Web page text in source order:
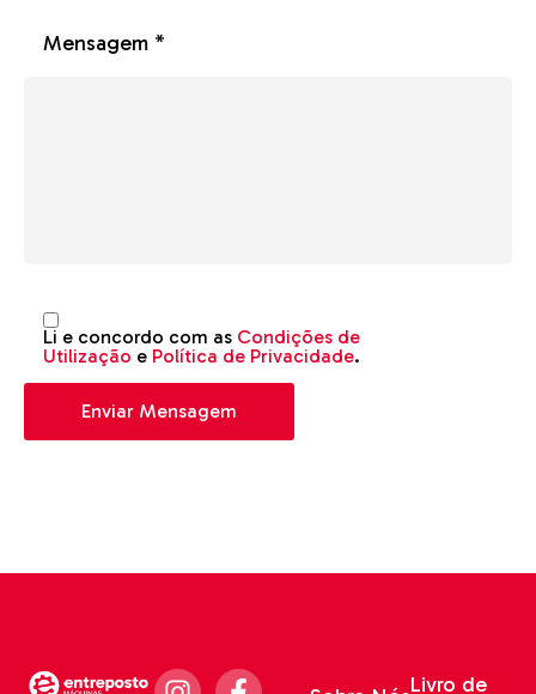
Mensagem *
Li e concordo com as Condições de
Utilização e Política de Privacidade.
Livro de